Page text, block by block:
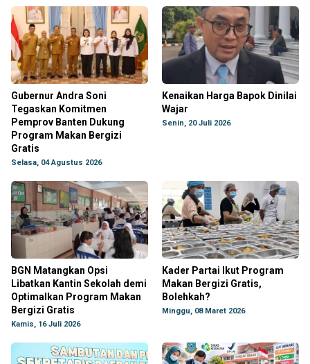
Gubernur Andra Soni
Tegaskan Komitmen
Pemprov Banten Dukung
Program Makan Bergizi
Gratis
Selasa, 04 Agustus 2026
Kenaikan Harga Bapok Dinilai
Wajar
Senin, 20 Juli 2026
BGN Matangkan Opsi
Libatkan Kantin Sekolah demi
Optimalkan Program Makan
Bergizi Gratis
Kamis, 16 Juli 2026
Kader Partai Ikut Program
Makan Bergizi Gratis,
Bolehkah?
Minggu, 08 Maret 2026